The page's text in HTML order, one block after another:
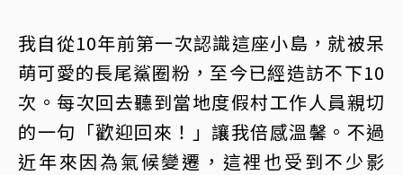
我自從10年前第一次認識這座小島，就被呆
萌可愛的長尾鯊圈粉，至今已經造訪不下10
次。每次回去聽到當地度假村工作人員親切
的一句「歡迎回來！」讓我倍感溫馨。不過
近年來因為氣候變遷，這裡也受到不少影